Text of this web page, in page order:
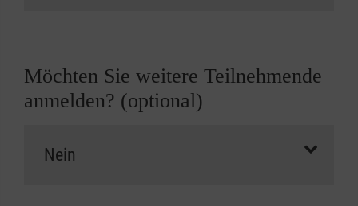
Möchten Sie weitere Teilnehmende
anmelden? (optional)